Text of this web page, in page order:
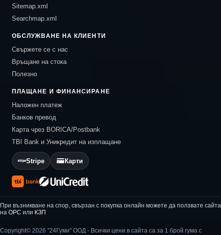
Sitemap.xml
Searchmap.xml
ОБСЛУЖВАНЕ НА КЛИЕНТИ
Свържете се с нас
Връщане на стока
Полезно
ПЛАЩАНЕ И ФИНАНСИРАНЕ
Наложен платеж
Банков превод
Карта чрез BORICA/Postbank
TBI Bank и Уникредит на изплащане
Stripe Карти
При възникване на спор, свързан с покупка онлайн можете да ползвате сайта
на ОРС или КЗП
Copyright© 2026 "24Гуми" ООД - Всички цени в сайта са за 1 брой гума с